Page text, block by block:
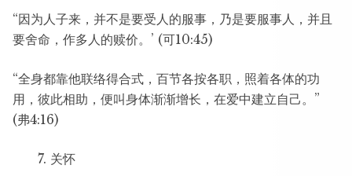
“因为人子来，并不是要受人的服事，乃是要服事人，并且
要舍命，作多人的赎价。’ (可10:45)
“全身都靠他联络得合式，百节各按各职，照着各体的功
用，彼此相助，便叫身体渐渐增长，在爱中建立自己。”
(弗4:16)
关怀